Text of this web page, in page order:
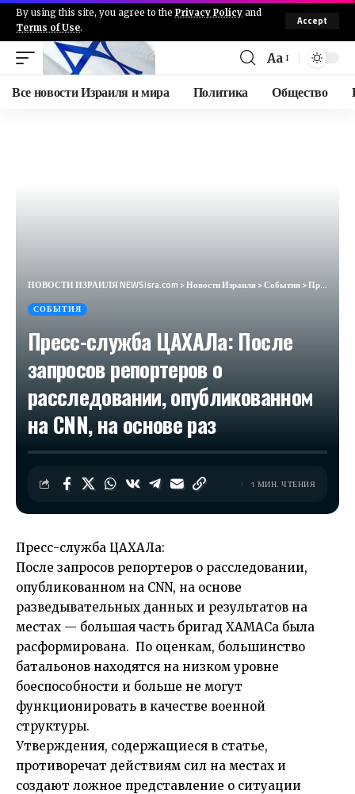
By using this site, you agree to the Privacy Policy and
Terms of Use.
Accept
Aa
Все новости Израиля и мира Политика Общество
НОВОСТИ ИЗРАИЛЯ NEWSisra.com >Новости Израиля>События>Пресс-служба ЦАХАЛа: После запросов репортеров о расследовании, опубликованном на CNN, на основе раз
СОБЫТИЯ
Пресс-служба ЦАХАЛа: После
запросов репортеров о
расследовании, опубликованном
на CNN, на основе раз
1 МИН. ЧТЕНИЯ
Пресс-служба ЦАХАЛа:
После запросов репортеров о расследовании,
опубликованном на CNN, на основе
разведывательных данных и результатов на
местах — большая часть бригад ХАМАСа была
расформирована. По оценкам, большинство
батальонов находятся на низком уровне
боеспособности и больше не могут
функционировать в качестве военной
структуры.
Утверждения, содержащиеся в статье,
противоречат действиям сил на местах и ​​
создают ложное представление о ситуации